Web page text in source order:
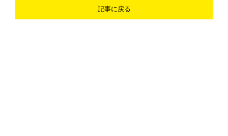
記事に戻る